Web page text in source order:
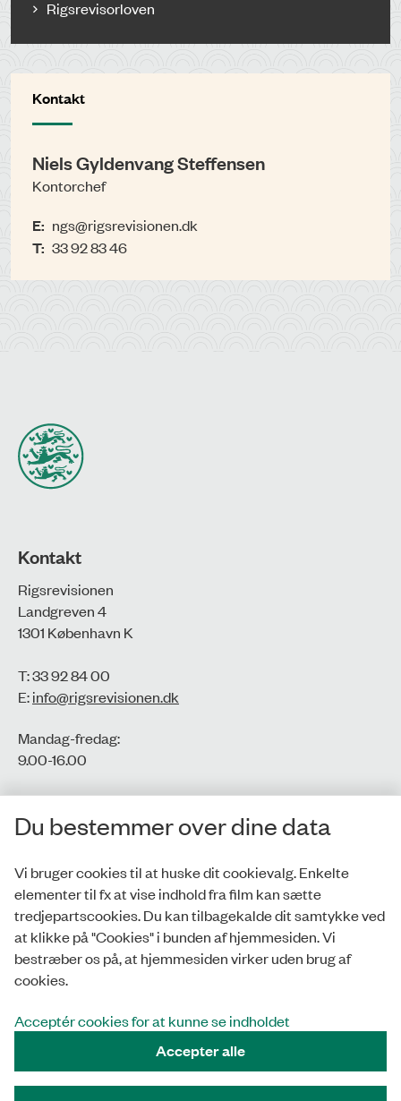
Rigsrevisorloven
Kontakt
Niels Gyldenvang Steffensen
Kontorchef
E: ngs@rigsrevisionen.dk
T: 33 92 83 46
Kontakt
Rigsrevisionen
Landgreven 4
1301 København K
T: 33 92 84 00
E:info@rigsrevisionen.dk
Mandag-fredag:
9.00-16.00​
CVR-nr.: 77806113
EAN-nr.: 5798000016002
Privatlivspolitik
Whistleblowerordning
Tilgængelighedserklæring
Tilmeld nyhedsbrev
Du bestemmer over dine data
Vi bruger cookies til at huske dit cookievalg. Enkelte
elementer til fx at vise indhold fra film kan sætte
tredjepartscookies. Du kan tilbagekalde dit samtykke ved
at klikke på "Cookies" i bunden af hjemmesiden. Vi
bestræber os på, at hjemmesiden virker uden brug af
cookies.
Acceptér cookies for at kunne se indholdet
Accepter alle